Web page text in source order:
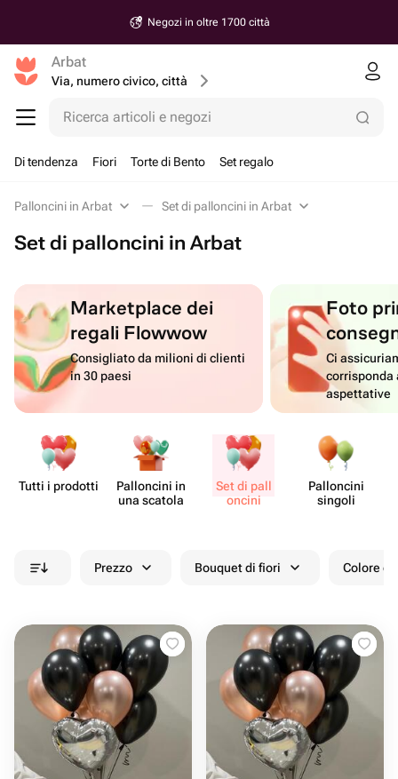
Negozi in oltre 1700 città
Arbat
Via, numero civico, città
Ricerca articoli e negozi
Di tendenza Fiori Torte di Bento Set regalo
Palloncini in Arbat Set di palloncini in Arbat
Set di palloncini in Arbat
Marketplace dei
regali Flowwow
Consigliato da milioni di clienti
in 30 paesi
Foto
Ci
corrisponda
aspettative
Tutti i prodotti
Pall​oncini in
una scatola
Set di pall​
oncini
Pall​oncini
singoli
Prezzo Bouquet di fiori Colore